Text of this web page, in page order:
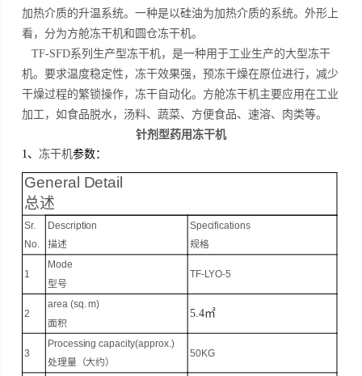
加热介质的升温系统。一种是以硅油为加热介质的系统。外形上
看，分为方舱冻干机和圆仓冻干机。
TF-SFD系列生产型冻干机，是一种用于工业生产的大型冻干
机。要求温度稳定性，冻干效果强，预冻干燥在原位进行，减少
干燥过程的繁锁操作，冻干自动化。方舱冻干机主要应用在工业
加工，如食品脱水，汤料、蔬菜、方便食品、速溶、肉类等。
针剂型药用冻干机
1、 冻干机参数：
General Detail
总述
Sr.
No.
Description
描述
Specifications
规格
1
Mode
型号
TF-LYO-5
2
area (sq. m)
面积
5.4㎡
3
Processing capacity(approx.)
处理量（大约）
50KG